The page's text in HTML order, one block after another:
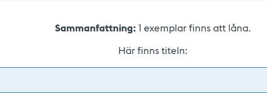
Sammanfattning: 1 exemplar finns att låna.
Här finns titeln: